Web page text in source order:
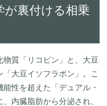
が裏付ける相乗
物質「リコピン」と、大豆
大豆イソフラボン」。こ
性を超えた「デュアル・
内臓脂肪から分泌され、